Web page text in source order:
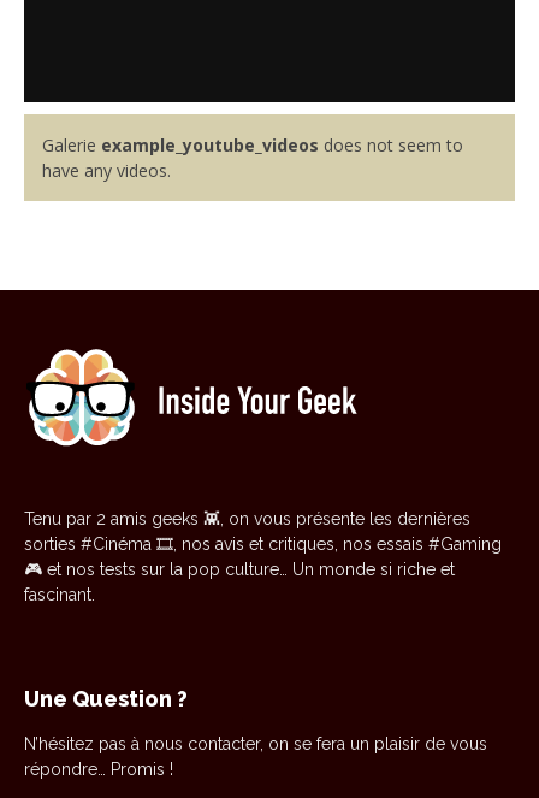
Galerie example_youtube_videos does not seem to
have any videos.
Tenu par 2 amis geeks 👾, on vous présente les dernières
sorties #Cinéma 🎞️, nos avis et critiques, nos essais #Gaming
🎮 et nos tests sur la pop culture… Un monde si riche et
fascinant.
Une Question ?
N’hésitez pas à nous contacter, on se fera un plaisir de vous
répondre… Promis !